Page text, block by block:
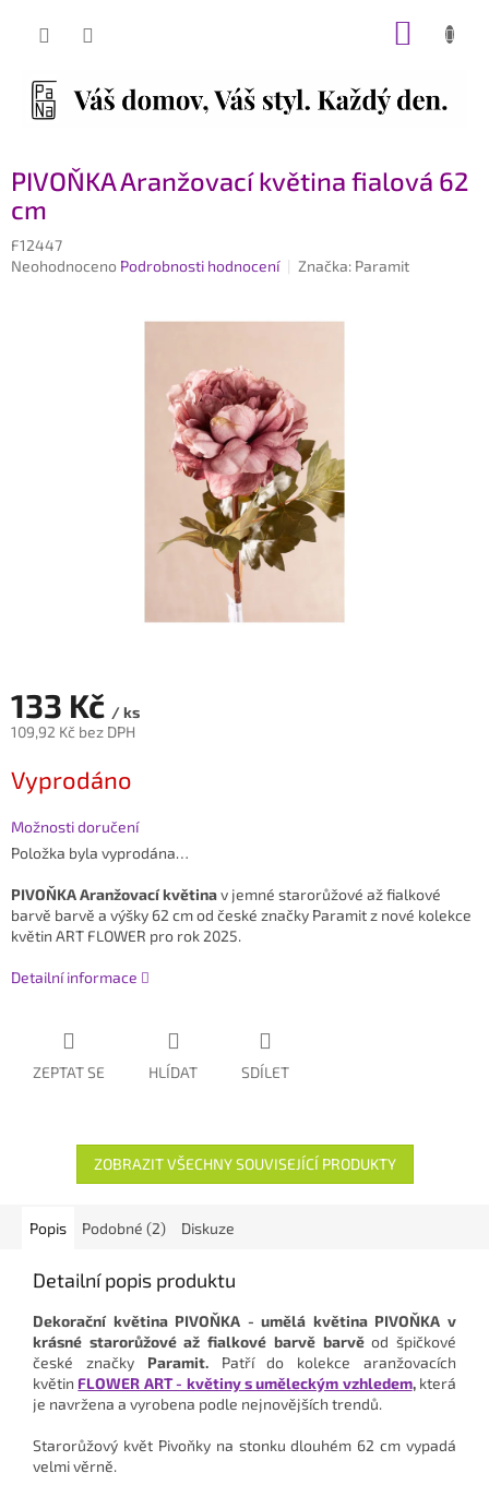
PIVOŇKA Aranžovací květina fialová 62
cm
F12447
Průměrné
Neohodnoceno Podrobnosti hodnocení Značka: Paramit
133 Kč / ks
109,92 Kč bez DPH
cena:
Vyprodáno
Možnosti doručení
Položka byla vyprodána…
PIVOŇKA Aranžovací květinav jemné starorůžové až fialkové
barvě barvě a výšky 62 cm od české značky Paramit z nové kolekce
květin ART FLOWER pro rok 2025.
Detailní informace
ZEPTAT SE HLÍDAT SDÍLET
ZOBRAZIT VŠECHNY SOUVISEJÍCÍ PRODUKTY
Popis Podobné (2) Diskuze
Detailní popis produktu
Dekorační květina PIVOŇKA - umělá květina PIVOŇKA v
krásné starorůžové až fialkové barvěbarvěod špičkové
české značky Paramit.Patří do kolekce aranžovacích
květin FLOWER ART - květiny s uměleckým vzhledem, která
je navržena a vyrobena podle nejnovějších trendů.
Starorůžový květ Pivoňky na stonku dlouhém 62 cm vypadá
velmi věrně.